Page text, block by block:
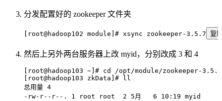
分发配置好的 zookeeper 文件夹
[root@hadoop102 module]# xsync zookeeper-3.5.7 复
然后上另外两台服务器上改 myid，分别改成 3 和 4
[root@hadoop103 ~]# cd /opt/module/zookeeper-
[root@hadoop103 zkData]# ll
总用量 4
-rw-r--r--.
1 root root
  2
5月
   6
10:19 myid